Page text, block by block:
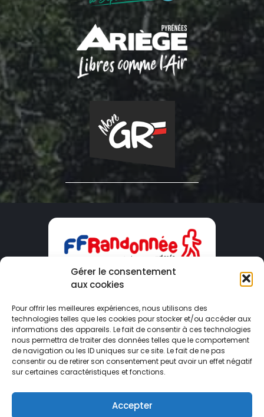
Gérer le consentement
aux cookies
Pour offrir les meilleures expériences, nous utilisons des
technologies telles que les cookies pour stocker et/ou accéder aux
informations des appareils. Le fait de consentir à ces technologies
nous permettra de traiter des données telles que le comportement
de navigation ou les ID uniques sur ce site. Le fait de ne pas
consentir ou de retirer son consentement peut avoir un effet négatif
sur certaines caractéristiques et fonctions.
Accepter
CDRP09
Maison du Tourisme – 2 Boulevard Du Sud
09000 FOIX
ariege@ffrandonnee.fr
05 34 09 02 09